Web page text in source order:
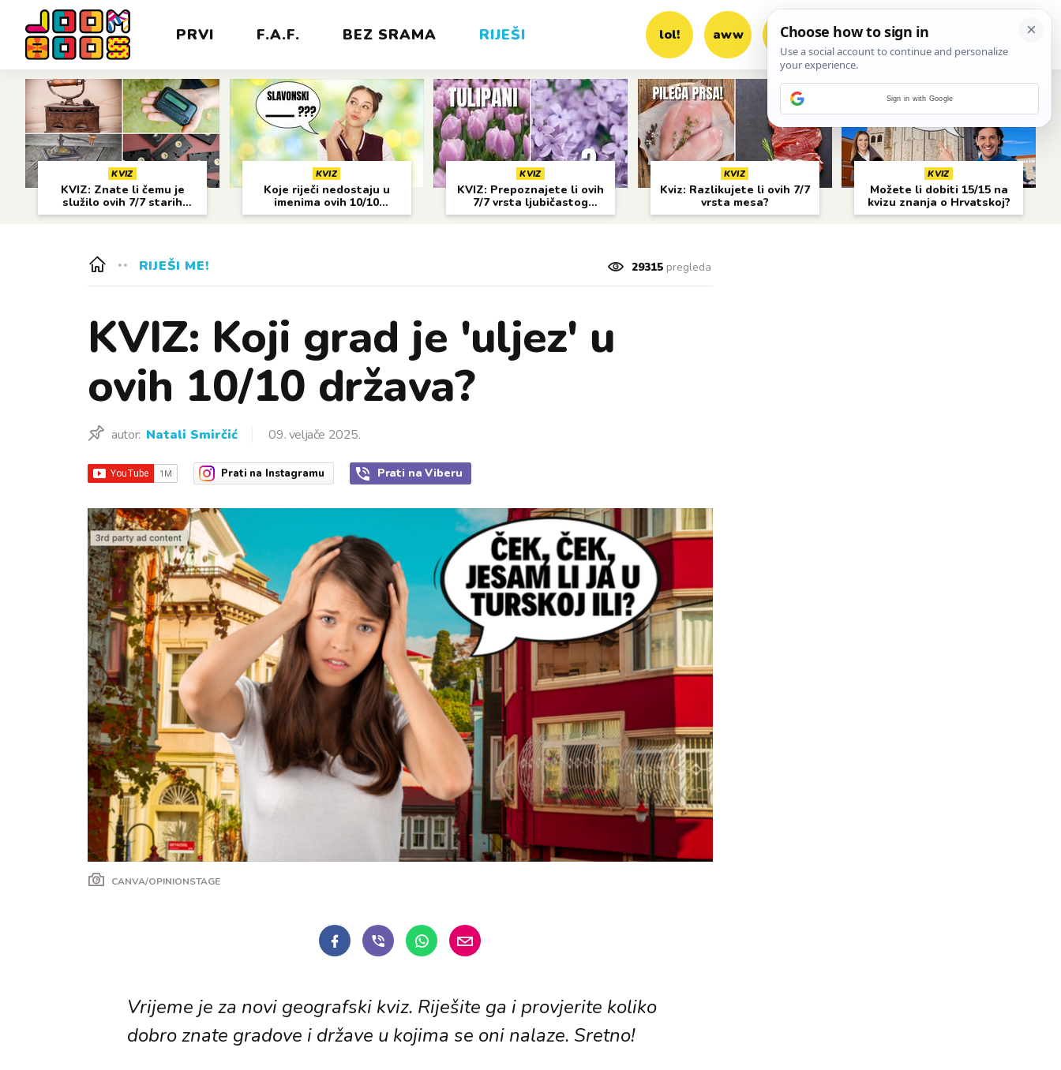
PRVI F.A.F. BEZ SRAMA RIJEŠI lol! aww vrh! woot?!
KVIZ
KVIZ: Znate li čemu je
služilo ovih 7/7 starih
predmeta?
KVIZ
Koje riječi nedostaju u
imenima ovih 10/10
gradova?
KVIZ
KVIZ: Prepoznajete li ovih
7/7 vrsta ljubičastog
cvijeća?
KVIZ
Kviz: Razlikujete li ovih 7/7
vrsta mesa?
KVIZ
Možete li dobiti 15/15 na
kvizu znanja o Hrvatskoj?
RIJEŠI ME! 29315pregleda
KVIZ: Koji grad je 'uljez' u
ovih 10/10 država?
autor: Natali Smirčić 09. veljače 2025.
Prati na Instagramu Prati na Viberu
CANVA/OPINIONSTAGE
Vrijeme je za novi geografski kviz. Riješite ga i provjerite koliko
dobro znate gradove i države u kojima se oni nalaze. Sretno!
Sign in with Google